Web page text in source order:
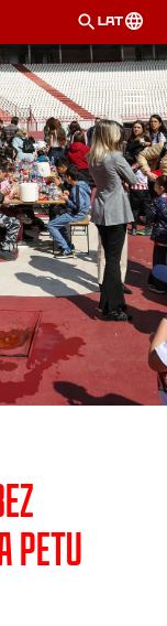
LAT
petu